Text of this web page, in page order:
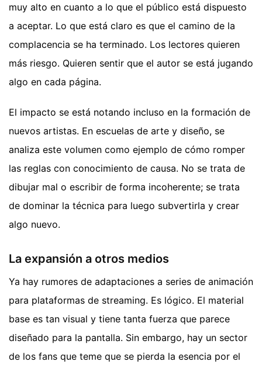
muy alto en cuanto a lo que el público está dispuesto
a aceptar. Lo que está claro es que el camino de la
complacencia se ha terminado. Los lectores quieren
más riesgo. Quieren sentir que el autor se está jugando
algo en cada página.
El impacto se está notando incluso en la formación de
nuevos artistas. En escuelas de arte y diseño, se
analiza este volumen como ejemplo de cómo romper
las reglas con conocimiento de causa. No se trata de
dibujar mal o escribir de forma incoherente; se trata
de dominar la técnica para luego subvertirla y crear
algo nuevo.
La expansión a otros medios
Ya hay rumores de adaptaciones a series de animación
para plataformas de streaming. Es lógico. El material
base es tan visual y tiene tanta fuerza que parece
diseñado para la pantalla. Sin embargo, hay un sector
de los fans que teme que se pierda la esencia por el